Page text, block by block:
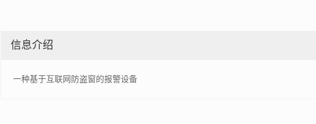
信息介绍
一种基于互联网防盗窗的报警设备